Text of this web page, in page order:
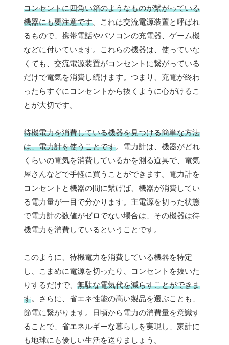
コンセントに四角い箱のようなものが繋がっている
機器にも要注意です。これは交流電源装置と呼ばれ
るもので、携帯電話やパソコンの充電器、ゲーム機
などに付いています。これらの機器は、使っていな
くても、交流電源装置がコンセントに繋がっている
だけで電気を消費し続けます。つまり、充電が終わ
ったらすぐにコンセントから抜くように心がけるこ
とが大切です。
待機電力を消費している機器を見つける簡単な方法
は、電力計を使うことです。電力計は、機器がどれ
くらいの電気を消費しているかを測る道具で、電気
屋さんなどで手軽に買うことができます。電力計を
コンセントと機器の間に繋げば、機器が消費してい
る電力量が一目で分かります。主電源を切った状態
で電力計の数値がゼロでない場合は、その機器は待
機電力を消費しているということです。
このように、待機電力を消費している機器を特定
し、こまめに電源を切ったり、コンセントを抜いた
りするだけで、 無駄な電気代を減らすことができま
す。さらに、省エネ性能の高い製品を選ぶことも、
節電に繋がります。日頃から電力の消費量を意識す
ることで、省エネルギーな暮らしを実現し、家計に
も地球にも優しい生活を送りましょう。